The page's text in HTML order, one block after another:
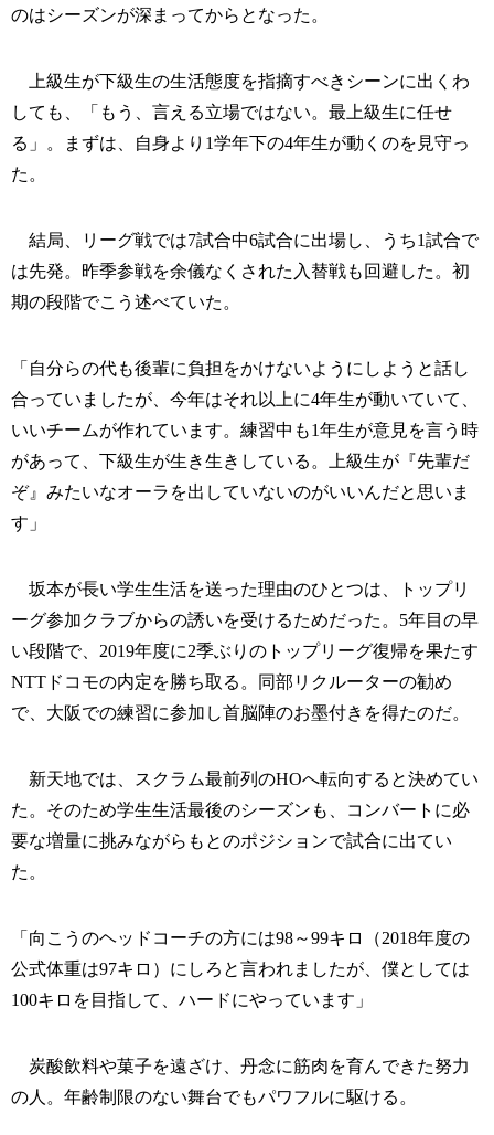
のはシーズンが深まってからとなった。
上級生が下級生の生活態度を指摘すべきシーンに出くわ
しても、「もう、言える立場ではない。最上級生に任せ
る」。まずは、自身より1学年下の4年生が動くのを見守っ
た。
結局、リーグ戦では7試合中6試合に出場し、うち1試合で
は先発。昨季参戦を余儀なくされた入替戦も回避した。初
期の段階でこう述べていた。
「自分らの代も後輩に負担をかけないようにしようと話し
合っていましたが、今年はそれ以上に4年生が動いていて、
いいチームが作れています。練習中も1年生が意見を言う時
があって、下級生が生き生きしている。上級生が『先輩だ
ぞ』みたいなオーラを出していないのがいいんだと思いま
す」
坂本が長い学生生活を送った理由のひとつは、トップリ
ーグ参加クラブからの誘いを受けるためだった。5年目の早
い段階で、2019年度に2季ぶりのトップリーグ復帰を果たす
NTTドコモの内定を勝ち取る。同部リクルーターの勧め
で、大阪での練習に参加し首脳陣のお墨付きを得たのだ。
新天地では、スクラム最前列のHOへ転向すると決めてい
た。そのため学生生活最後のシーズンも、コンバートに必
要な増量に挑みながらもとのポジションで試合に出てい
た。
「向こうのヘッドコーチの方には98～99キロ（2018年度の
公式体重は97キロ）にしろと言われましたが、僕としては
100キロを目指して、ハードにやっています」
炭酸飲料や菓子を遠ざけ、丹念に筋肉を育んできた努力
の人。年齢制限のない舞台でもパワフルに駆ける。